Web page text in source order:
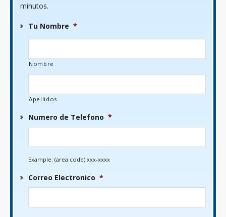
minutos.
Tu Nombre *
Nombre
Apellidos
Numero de Telefono *
Example: (area code) xxx-xxxx
Correo Electronico *